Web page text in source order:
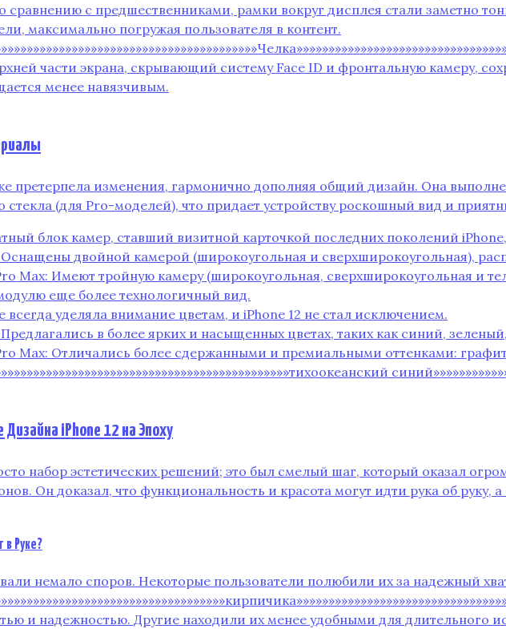
с предшественниками‚ рамки вокруг дисплея стали заметно
максимально погружая пользователя в контент.
части экрана‚ скрывающий систему Face ID и фронтальную камеру‚
менее навязчивым.
претерпела изменения‚ гармонично дополняя общий дизайн. Она
стекла (для Pro-моделей)‚ что придает устройству роскошный вид и
блок камер‚ ставший визитной карточкой последних поколений
Оснащены двойной камерой (широкоугольная и сверхширокоугольная)‚
Max: Имеют тройную камеру (широкоугольная‚ сверхширокоугольная и
еще более технологичный вид.
всегда уделяла внимание цветам‚ и iPhone 12 не стал исключением.
в более ярких и насыщенных цветах‚ таких как синий‚
Max: Отличались более сдержанными и премиальными оттенками:
iPhone 12 на Эпоху
набор эстетических решений; это был смелый шаг‚ который оказал
Он доказал‚ что функциональность и красота могут идти рука об руку‚
Руке?
немало споров. Некоторые пользователи полюбили их за надежный
и надежностью. Другие находили их менее удобными для длительного